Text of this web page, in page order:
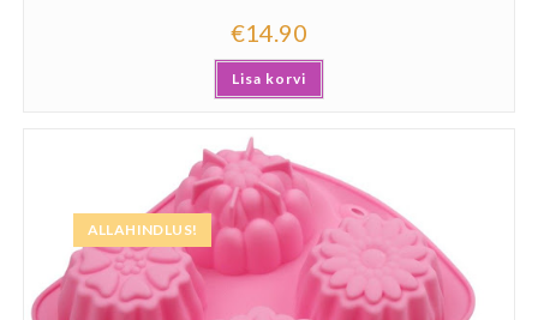
€14.90
Lisa korvi
ALLAHINDLUS!